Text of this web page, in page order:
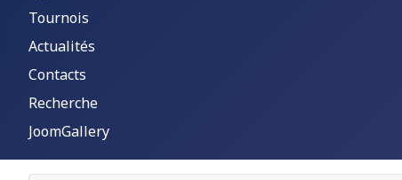
Tournois
Actualités
Contacts
Recherche
JoomGallery